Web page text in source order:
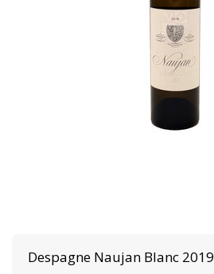
Despagne Naujan Blanc 2019